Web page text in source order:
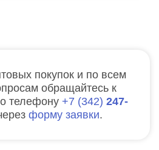
покупок и по всем
обращайтесь к
телефону
7 342 247-
форму заявки.